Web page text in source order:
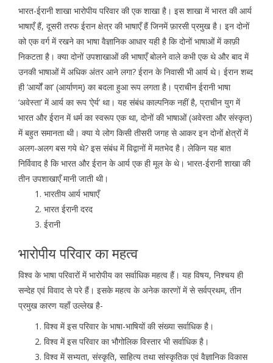
भारत-ईरानी शाखा भारोपीय परिवार की एक शाखा है। इस शाखा में भारत की आर्य
भाषाएँ हैं, दूसरी तरफ ईरान क्षेत्र की भाषाएँ हैं जिनमें फ़ारसी प्रमुख है। इन दोनों
को एक वर्ग में रखने का भाषा वैज्ञानिक आधार यही है कि दोनों भाषाओं में काफ़ी
निकटता है। क्या दोनों उपशाखाओं की भाषाएँ बोलने वाले कभी एक थे और बाद में
उनकी भाषाओं में अधिक अंतर आने लगा? ईरान के निवासी भी आर्य थे। ईरान शब्द
ही ‘आर्यों का’ (आर्याणम्) का बदला हुआ रूप लगता है। प्राचीन ईरानी भाषा
‘अवेस्ता’ में आर्य का रूप ‘ऐर्य’ था। यह संबंध काल्पनिक नहीं है, प्राचीन युग में
भारत और ईरान में धर्म का स्वरूप एक था, दोनों की भाषाओं (अवेस्ता और संस्कृत)
में बहुत समानता थी। क्या ये लोग किसी तीसरी जगह से आकर इन दोनों क्षेत्रों में
अलग-अलग बस गये थे? इस संबंध में विद्वानों में मतभेद है। लेकिन यह बात
निर्विवाद है कि भारत और ईरान के आर्य एक ही मूल के थे। भारत-ईरानी शाखा की
तीन उपशाखाएँ मानी जाती थी।
भारतीय आर्य भाषाएँ
भारत ईरानी दरद
ईरानी
भारोपीय परिवार का महत्व
विश्व के भाषा परिवारों में भारोपीय का सर्वाधिक महत्व हैं। यह विषय, निश्चय ही
सन्देह एवं विवाद से परे हैं। इसके महत्व के अनेक कारणों में से सर्वप्रथम, तीन
प्रमुख कारण यहाँ उल्लेख है-
विश्व में इस परिवार के भाषा-भाषियों की संख्या सर्वाधिक है।
विश्व में इस परिवार का भौगोलिक विस्तार भी सर्वाधिक है।
विश्व में सभ्यता, संस्कृति, साहित्य तथा सांस्कृतिक एवं वैज्ञानिक विकास